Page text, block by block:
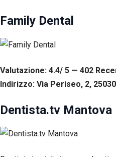
Family Dental
Valutazione: 4.4/ 5 — 402 R
Indirizzo: Via Periseo, 2,
Dentista.tv Mantova
migliorare
funzionalità
del sito
web, in
del sito
stesso.